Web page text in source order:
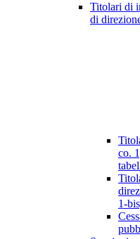
Titolari di
di
co.
1-